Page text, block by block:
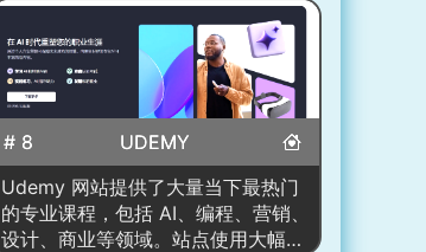
等多维度 PDF 解决方案。网站整体
定位为「一站式 PDF 处理工具
库」，以轻量化、无门槛、完全网页
化的交互设计，让用户无需安装软件
即可快速完成文档处理任务，适用于
学生、上班族、设计师、办公行政人
员与企业团队。
# 8
UDEMY
Udemy 网站提供了大量当下最热门
的专业课程，包括 AI、编程、营销、
设计、商业等领域。站点使用大幅横